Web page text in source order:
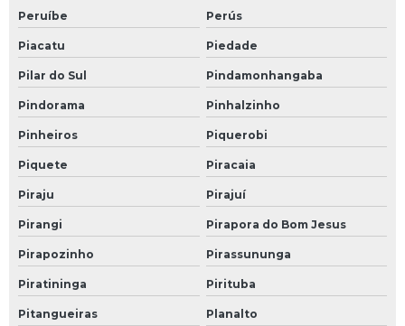
Peruíbe Perús
Piacatu Piedade
Pilar do Sul Pindamonhangaba
Pindorama Pinhalzinho
Pinheiros Piquerobi
Piquete Piracaia
Piraju Pirajuí
Pirangi Pirapora do Bom Jesus
Pirapozinho Pirassununga
Piratininga Pirituba
Pitangueiras Planalto